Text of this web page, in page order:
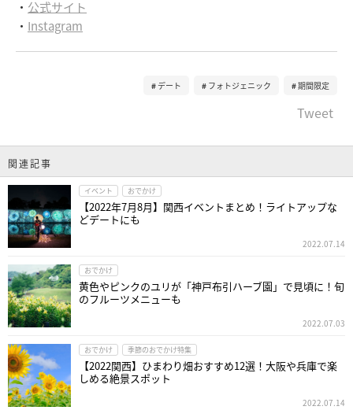
・ 公式サイト
・ Instagram
デート フォトジェニック 期間限定
Tweet
関連記事
イベント おでかけ
【2022年7月8月】関西イベントまとめ！ライトアップな
どデートにも
2022.07.14
おでかけ
黄色やピンクのユリが「神戸布引ハーブ園」で見頃に！旬
のフルーツメニューも
2022.07.03
おでかけ 季節のおでかけ特集
【2022関西】ひまわり畑おすすめ12選！大阪や兵庫で楽
しめる絶景スポット
2022.07.14